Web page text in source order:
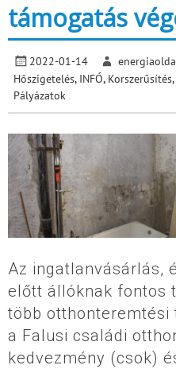
támogatás
2022-01-14
Hőszigetelés, INFÓ, Korszerűsítés,
Pályázatok
Az ingatlanvásárlás,
előtt állóknak fontos
több otthonteremtési
a Falusi családi
kedvezmény (csok)